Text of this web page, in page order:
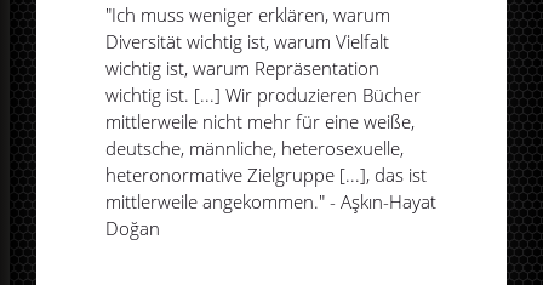
"Ich muss weniger erklären, warum
Diversität wichtig ist, warum Vielfalt
wichtig ist, warum Repräsentation
wichtig ist. [...] Wir produzieren Bücher
mittlerweile nicht mehr für eine weiße,
deutsche, männliche, heterosexuelle,
heteronormative Zielgruppe [...], das ist
mittlerweile angekommen." - Aşkın-Hayat
Doğan